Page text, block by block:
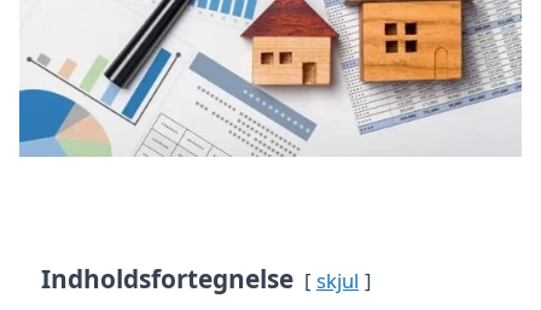
Indholdsfortegnelse skjul